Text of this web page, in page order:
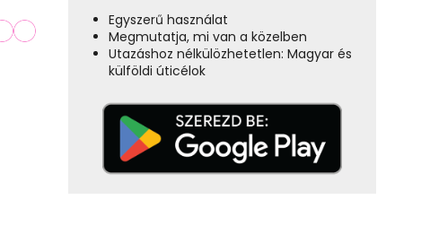
Egyszerű használat
Megmutatja, mi van a közelben
Utazáshoz nélkülözhetetlen: Magyar és
külföldi úticélok